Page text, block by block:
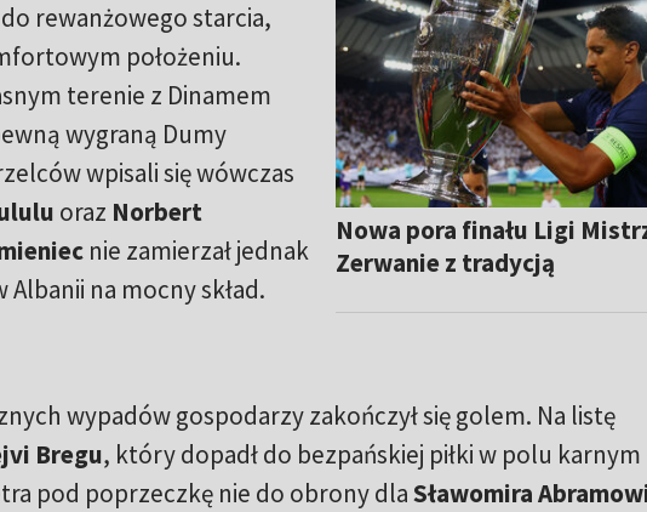
Nowa pora finału Ligi
Zerwanie z tradycją
rewanżowego starcia,
położeniu.
terenie z Dinamem
wygraną Dumy
wpisali się wówczas
oraz Norbert
nie zamierzał jednak
na mocny skład.
wypadów gospodarzy zakończył się golem. Na listę
Bregu, który dopadł do bezpańskiej piłki w polu karnym
pod poprzeczkę nie do obrony dlaSławomira